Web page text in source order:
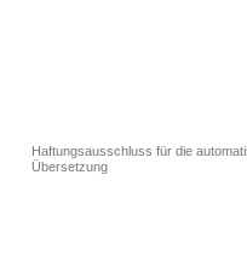
Haftungsausschluss für die
Übersetzung